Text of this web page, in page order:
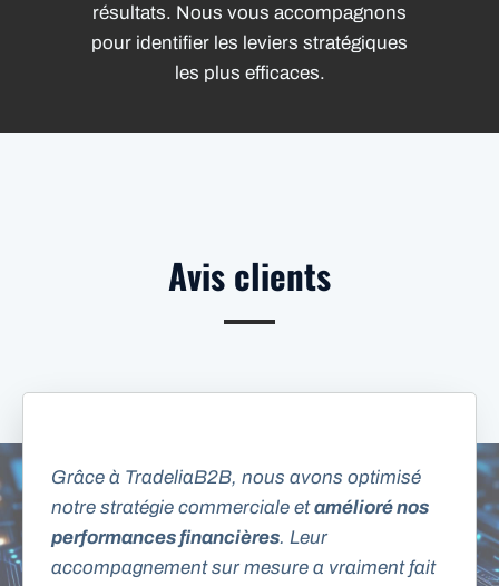
résultats. Nous vous accompagnons
pour identifier les leviers stratégiques
les plus efficaces.
Avis clients
Grâce à TradeliaB2B, nous avons optimisé
notre stratégie commerciale etamélioré nos
performances financières. Leur
accompagnement sur mesure a vraiment fait